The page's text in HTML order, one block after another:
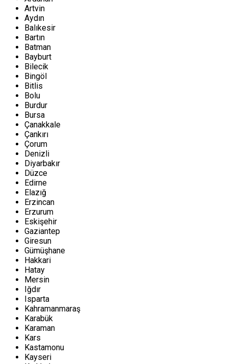
Artvin
Aydın
Balıkesir
Bartın
Batman
Bayburt
Bilecik
Bingöl
Bitlis
Bolu
Burdur
Bursa
Çanakkale
Çankırı
Çorum
Denizli
Diyarbakır
Düzce
Edirne
Elazığ
Erzincan
Erzurum
Eskişehir
Gaziantep
Giresun
Gümüşhane
Hakkari
Hatay
Mersin
Iğdır
Isparta
Kahramanmaraş
Karabük
Karaman
Kars
Kastamonu
Kayseri